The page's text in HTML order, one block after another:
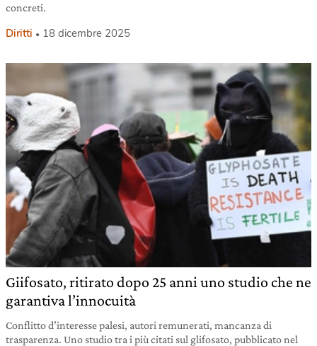
concreti.
Diritti 18 dicembre 2025
Giifosato, ritirato dopo 25 anni uno studio che ne
garantiva l’innocuità
Conflitto d’interesse palesi, autori remunerati, mancanza di
trasparenza. Uno studio tra i più citati sul glifosato, pubblicato nel